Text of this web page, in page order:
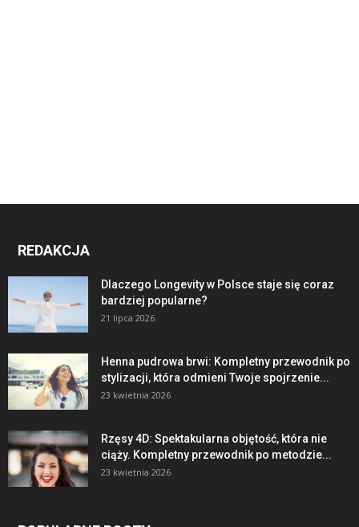
REDAKCJA
Dlaczego Longevity w Polsce staje się coraz
bardziej popularne?
21 lipca 2026
Henna pudrowa brwi: Kompletny przewodnik po
stylizacji, która odmieni Twoje spojrzenie...
23 kwietnia 2026
Rzęsy 4D: Spektakularna objętość, która nie
ciąży. Kompletny przewodnik po metodzie...
23 kwietnia 2026